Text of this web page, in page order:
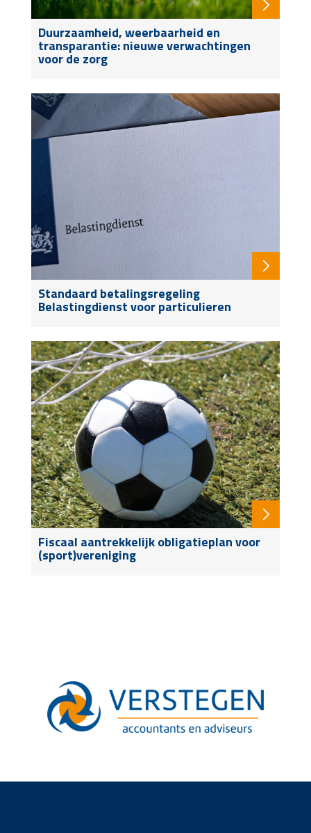
Duurzaamheid, weerbaarheid en
transparantie: nieuwe verwachtingen
voor de zorg
Standaard betalingsregeling
Belastingdienst voor particulieren
Fiscaal aantrekkelijk obligatieplan voor
(sport)vereniging